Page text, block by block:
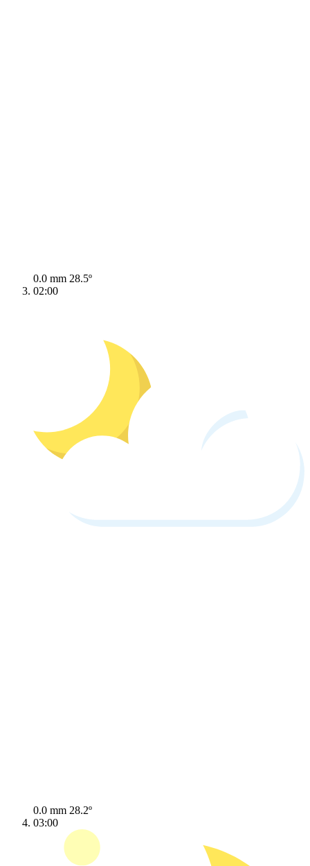
0.0 mm 28.5º
02:00
0.0 mm 28.2º
03:00